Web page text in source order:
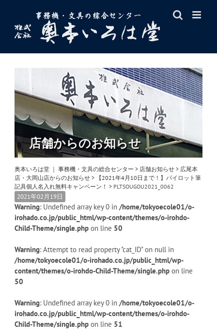
content
店舗からのお知らせ
奥本いろは堂 ｜ 事務機・文具の総合センター > 店舗お知らせ > 広尾本
店・大岡山店からのお知らせ >
【2021年4月10日まで！】パイロット筆
記具個人名入れ無料キャンペーン！ > PLTSOUGOU2021_0062
2021年02月19日
Warning: Undefined array key 0 in /home/tokyoecole01/o-
irohado.co.jp/public_html/wp-content/themes/o-irohdo-
Child-Theme/single.php on line 50
Warning: Attempt to read property "cat_ID" on null in
/home/tokyoecole01/o-irohado.co.jp/public_html/wp-
content/themes/o-irohdo-Child-Theme/single.php on line
50
Warning: Undefined array key 0 in /home/tokyoecole01/o-
irohado.co.jp/public_html/wp-content/themes/o-irohdo-
Child-Theme/single.php on line 51